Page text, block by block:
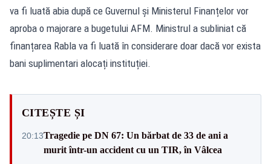
va fi luată abia după ce Guvernul și Ministerul Finanțelor vor
aproba o majorare a bugetului AFM. Ministrul a subliniat că
finanțarea Rabla va fi luată în considerare doar dacă vor exista
bani suplimentari alocați instituției.
CITEȘTE ȘI
20:13Tragedie pe DN 67: Un bărbat de 33 de ani a
murit într-un accident cu un TIR, în Vâlcea